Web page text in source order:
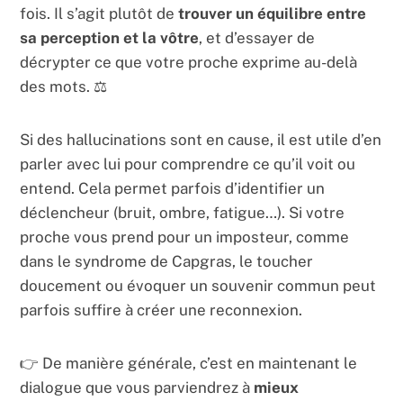
fois. Il s’agit plutôt detrouver un équilibre entre
sa perception et la vôtre, et d’essayer de
décrypter ce que votre proche exprime au-delà
des mots. ⚖️
Si des hallucinations sont en cause, il est utile d’en
parler avec lui pour comprendre ce qu’il voit ou
entend. Cela permet parfois d’identifier un
déclencheur (bruit, ombre, fatigue…). Si votre
proche vous prend pour un imposteur, comme
dans le syndrome de Capgras, le toucher
doucement ou évoquer un souvenir commun peut
parfois suffire à créer une reconnexion.
👉 De manière générale, c’est en maintenant le
dialogue que vous parviendrez à mieux